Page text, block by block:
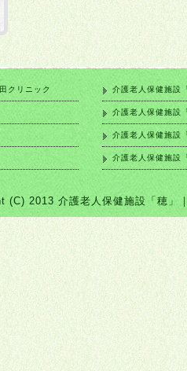
クリニック 介護老人保健施設
介護老人保健施設
介護老人保健施設
介護老人保健施設
(C) 2013 介護老人保健施設「穂